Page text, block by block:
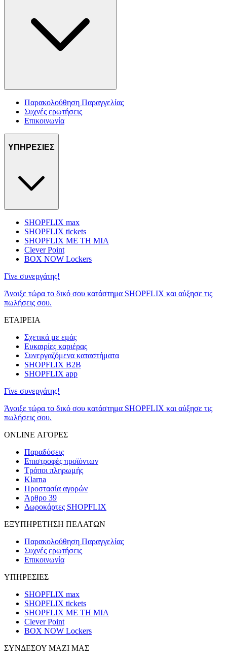
Παρακολούθηση Παραγγελίας
Συχνές ερωτήσεις
Επικοινωνία
ΥΠΗΡΕΣΙΕΣ
SHOPFLIX max
SHOPFLIX tickets
SHOPFLIX ΜΕ ΤΗ ΜΙΑ
Clever Point
BOX NOW Lockers
Γίνε συνεργάτης!
Άνοιξε τώρα το δικό σου κατάστημα SHOPFLIX και αύξησε τις
πωλήσεις σου.
ΕΤΑΙΡΕΙΑ
Σχετικά με εμάς
Ευκαιρίες καριέρας
Συνεργαζόμενα καταστήματα
SHOPFLIX B2B
SHOPFLIX app
Γίνε συνεργάτης!
Άνοιξε τώρα το δικό σου κατάστημα SHOPFLIX και αύξησε τις
πωλήσεις σου.
ONLINE ΑΓΟΡΕΣ
Παραδόσεις
Επιστροφές προϊόντων
Τρόποι πληρωμής
Klarna
Προστασία αγορών
Άρθρο 39
Δωροκάρτες SHOPFLIX
ΕΞΥΠΗΡΕΤΗΣΗ ΠΕΛΑΤΩΝ
Παρακολούθηση Παραγγελίας
Συχνές ερωτήσεις
Επικοινωνία
ΥΠΗΡΕΣΙΕΣ
SHOPFLIX max
SHOPFLIX tickets
SHOPFLIX ΜΕ ΤΗ ΜΙΑ
Clever Point
BOX NOW Lockers
ΣΥΝΔΕΣΟΥ ΜΑΖΙ ΜΑΣ